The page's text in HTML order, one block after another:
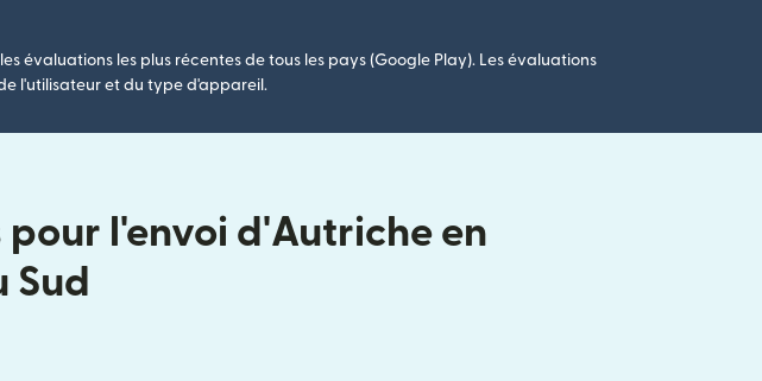
évaluations les plus récentes de tous les pays (Google Play). Les évaluations
l'utilisateur et du type d'appareil.
l'envoi d'Autriche en
Sud